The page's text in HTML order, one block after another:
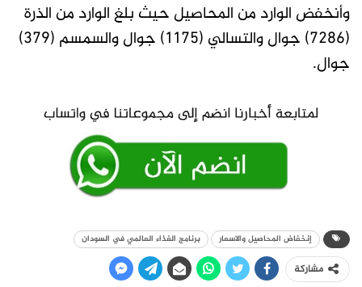
وأنخفض الوارد من المحاصيل حيث بلغ الوارد من الذرة
(7286) جوال والتسالي (1175) جوال والسمسم (379)
جوال.
إنخفاض المحاصيل والاسعار برنامج الغذاء العالمي في السودان
مشاركة